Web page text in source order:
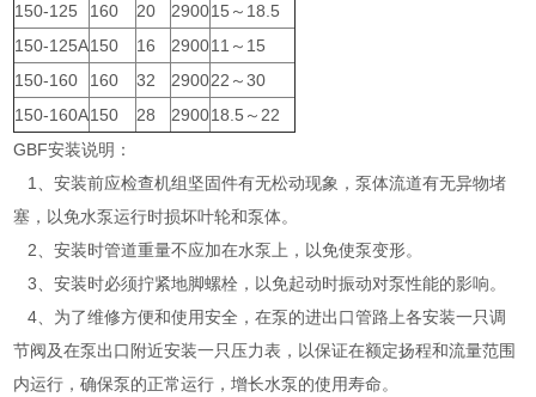
150-125
160 20 290015～18.5
150-125A150 16 290011～15
150-160
160 32 290022～30
150-160A150 28 290018.5～22
GBF安装说明：
1、安装前应检查机组坚固件有无松动现象，泵体流道有无异物堵
塞，以免水泵运行时损坏叶轮和泵体。
2、安装时管道重量不应加在水泵上，以免使泵变形。
3、安装时必须拧紧地脚螺栓，以免起动时振动对泵性能的影响。
4、为了维修方便和使用安全，在泵的进出口管路上各安装一只调
节阀及在泵出口附近安装一只压力表，以保证在额定扬程和流量范围
内运行，确保泵的正常运行，增长水泵的使用寿命。